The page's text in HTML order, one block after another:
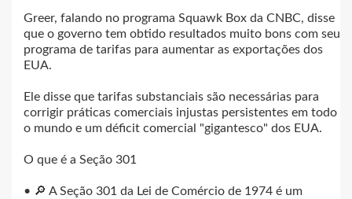
Greer, falando no programa Squawk Box da CNBC, disse
que o governo tem obtido resultados muito bons com seu
programa de tarifas para aumentar as exportações dos
EUA.
Ele disse que tarifas substanciais são necessárias para
corrigir práticas comerciais injustas persistentes em todo
o mundo e um déficit comercial "gigantesco" dos EUA.
O que é a Seção 301
• 🔎 A Seção 301 da Lei de Comércio de 1974 é um